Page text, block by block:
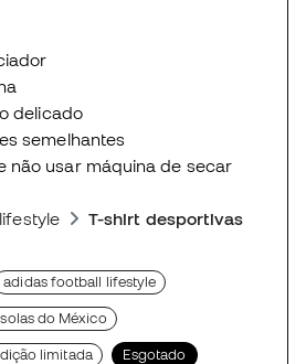
delicado
semelhantes
não usar máquina de secar
T-shirt desportivas
adidas football lifestyle
do México
limitada Esgotado